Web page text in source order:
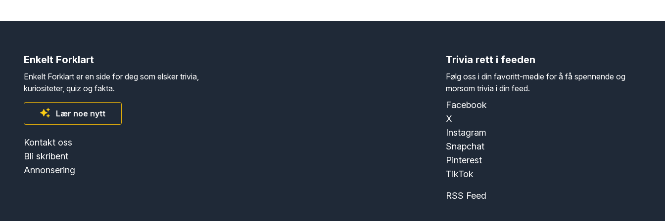
Enkelt Forklart
Enkelt Forklart er en side for deg som elsker trivia,
kuriositeter, quiz og fakta.
Lær noe nytt
Kontakt oss
Bli skribent
Annonsering
Trivia rett i feeden
Følg oss i din favoritt-medie for å få spennende og
morsom trivia i din feed.
Facebook
X
Instagram
Snapchat
Pinterest
TikTok
RSS Feed